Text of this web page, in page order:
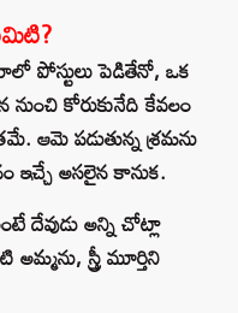
పోస్టులు పెడితేనో, ఒక
కోరుకునేది కేవలం
ఆమె పడుతున్న శ్రమను
ఇచ్చే అసలైన కానుక.
దేవుడు అన్ని చోట్లా
స్త్రీ మూర్తిని